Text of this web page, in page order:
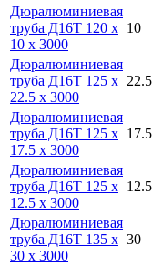
Дюралюминиевая
труба Д16Т 120 х
10 х 3000
10
Дюралюминиевая
труба Д16Т 125 х
22.5 х 3000
22.5
Дюралюминиевая
труба Д16Т 125 х
17.5 х 3000
17.5
Дюралюминиевая
труба Д16Т 125 х
12.5 х 3000
12.5
Дюралюминиевая
труба Д16Т 135 х
30 х 3000
30